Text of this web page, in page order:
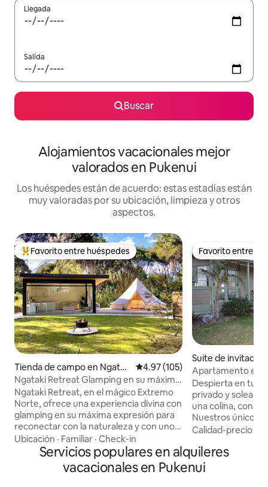
Llegada
Salida
Buscar
Alojamientos vacacionales mejor
valorados en Pukenui
Los huéspedes están de acuerdo: estas estadías están
muy valoradas por su ubicación, limpieza y otros
aspectos.
Favorito entre huéspedes preferido
Favorito entre huéspedes
Tienda de campo en Ngatak
i
Calificación promedio: 4.97 de
4.97 (105)
Ngataki Retreat Glamping en su máximo
esplendor
Ngataki Retreat, en el mágico Extremo
Norte, ofrece una experiencia divina con
glamping en su máxima expresión para
reconectar con la naturaleza y con uno
mismo. A solo 10 minutos en coche de la
playa de 90 millas Rarawa y de la bahía de
Henderson, también se puede pescar,
bucear, hacer senderismo, todoterreno
Ubicación · Familiar · Check-in
Favorito entre
Favorito entre
Suite de invitados
ui
Apartamento en
visita a una granja
Despierta en tu
privado y soleado. Ubicado en la cima de
una colina, con
Nuestros únicos
frutales, vacas,
y atardeceres,
vacaciones
románticas o un
Calidad-precio
Servicios populares en alquileres
vacacionales en Pukenui